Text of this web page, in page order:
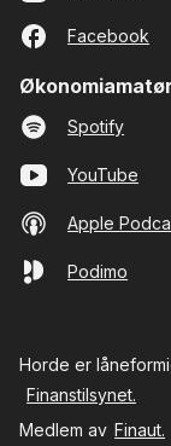
Facebook
Spotify
YouTube
Apple
Podimo
Horde er
Finanstilsynet.
Medlem av Finaut.